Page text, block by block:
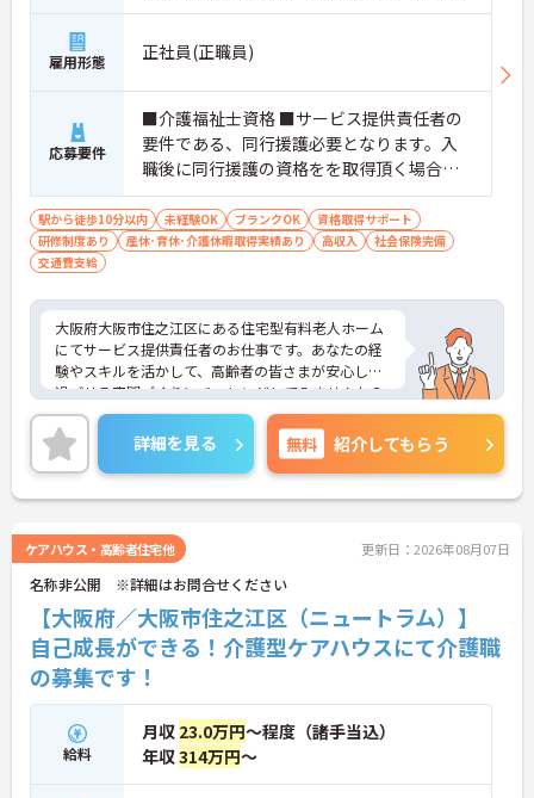
雇用形態 正社員(正職員)
応募要件
■介護福祉士資格 ■サービス提供責任者の
要件である、同行援護必要となります。入
職後に同行援護の資格をを取得頂く場合も
あります。（資格支援制度あり） ■未経験
の方OK ■ブランクのある方OK
駅から徒歩10分以内 未経験OK ブランクOK
資格取得サポート
研修制度あり
産休･育休･介護休暇取得実績あり 高収入
社会保険完備
交通費支給
大阪府大阪市住之江区にある住宅型有料老人ホーム
にてサービス提供責任者のお仕事です。あなたの経
験やスキルを活かして、高齢者の皆さまが安心して
過ごせる空間づくりにチャレンジしてみませんか？
ご興味ある方には、面接対策ポイントなど、さらに
詳細をお話しいたしますのでお気軽にご相談くださ
い。
詳細を見る 無料 紹介してもらう
ケアハウス・高齢者住宅他 更新日：2026年08月07日
名称非公開 ※詳細はお問合せください
【大阪府／大阪市住之江区（ニュートラム）】
自己成長ができる！介護型ケアハウスにて介護職
の募集です！
給料
月収 23.0万円～程度（諸手当込）
年収314万円～